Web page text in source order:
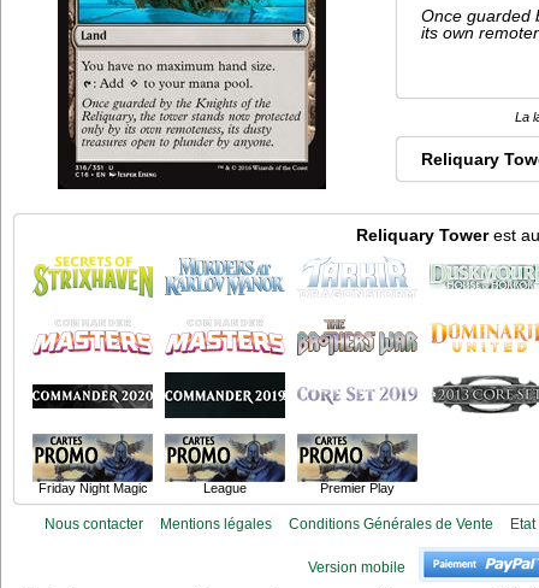
Once guarded
its own
La
Reliquary
Reliquary Towerest
Friday Night Magic League Premier Play
Nous contacter Mentions légales Conditions Générales de Vente
Version mobile